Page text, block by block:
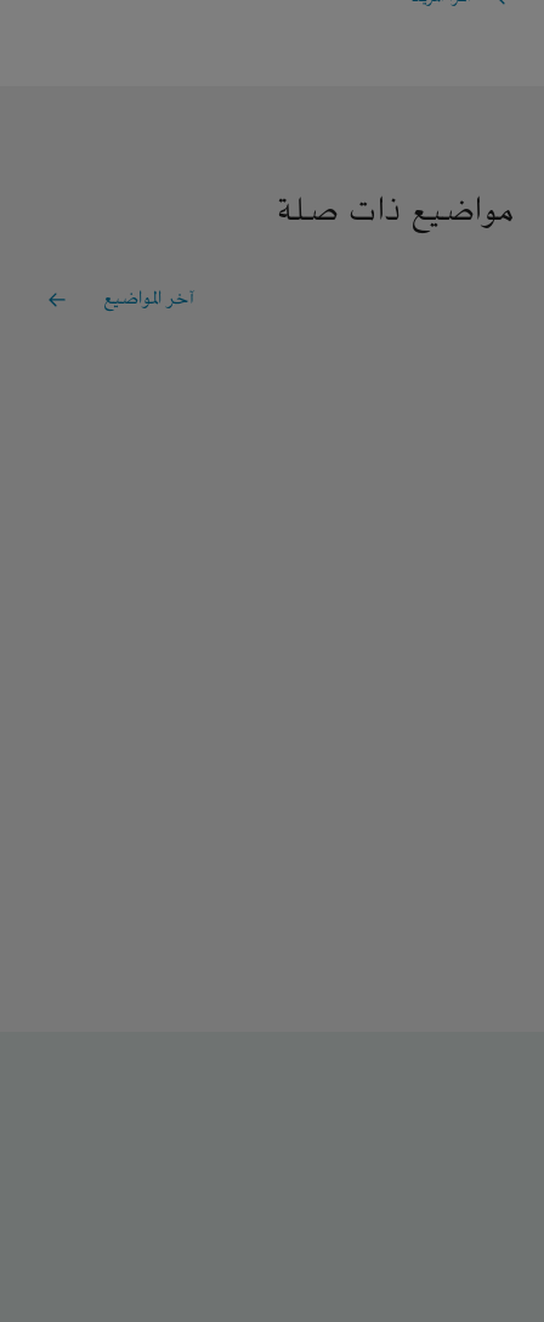
مواضيع ذات صلة
آخر المواضيع